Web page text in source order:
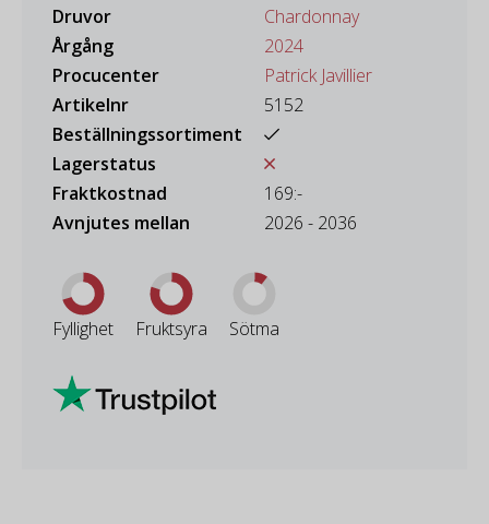
Druvor
Chardonnay
Årgång
2024
Procucenter
Patrick Javillier
Artikelnr
5152
Beställningssortiment
Lagerstatus
Fraktkostnad
169:-
Avnjutes mellan
2026 - 2036
Fyllighet Fruktsyra Sötma